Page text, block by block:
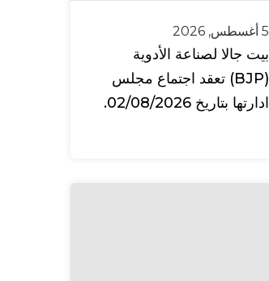
5 أغسطس, 2026
بيت جالا لصناعة الأدوية
(BJP) تعقد اجتماع مجلس
ادارتها بتاريخ 02/08/2026.